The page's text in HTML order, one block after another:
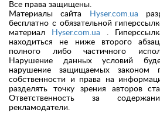
Все права защищены.
Материалы сайта
Hyser.com.ua
бесплатно с обязательной
материал
Hyser.com.ua .
находиться не ниже второго
полного либо частичного
Нарушение данных условий
нарушение защищаемых законом
собственности и права на
разделять точку зрения авторов
Ответственность за
рекламодатели.